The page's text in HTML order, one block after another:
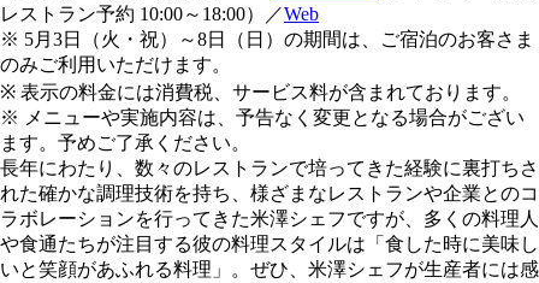
レストラン予約 10:00～18:00）／Web
※ 5月3日（火・祝）～8日（日）の期間は、ご宿泊のお客さま
のみご利用いただけます。
※ 表示の料金には消費税、サービス料が含まれております。
※ メニューや実施内容は、予告なく変更となる場合がござい
ます。予めご了承ください。
長年にわたり、数々のレストランで培ってきた経験に裏打ちさ
れた確かな調理技術を持ち、様ざまなレストランや企業とのコ
ラボレーションを行ってきた米澤シェフですが、多くの料理人
や食通たちが注目する彼の料理スタイルは「食した時に美味し
いと笑顔があふれる料理」。ぜひ、米澤シェフが生産者には感